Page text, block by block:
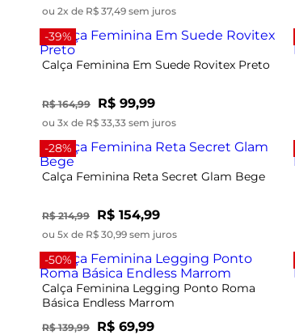
ou 2x de R$ 37,49 sem juros
-39%
Calça Feminina Em Suede Rovitex Preto
R$ 164,99 R$ 99,99
ou 3x de R$ 33,33 sem juros
-28%
Calça Feminina Reta Secret Glam Bege
R$ 214,99 R$ 154,99
ou 5x de R$ 30,99 sem juros
-50%
Calça Feminina Legging Ponto Roma
Básica Endless Marrom
R$ 139,99 R$ 69,99